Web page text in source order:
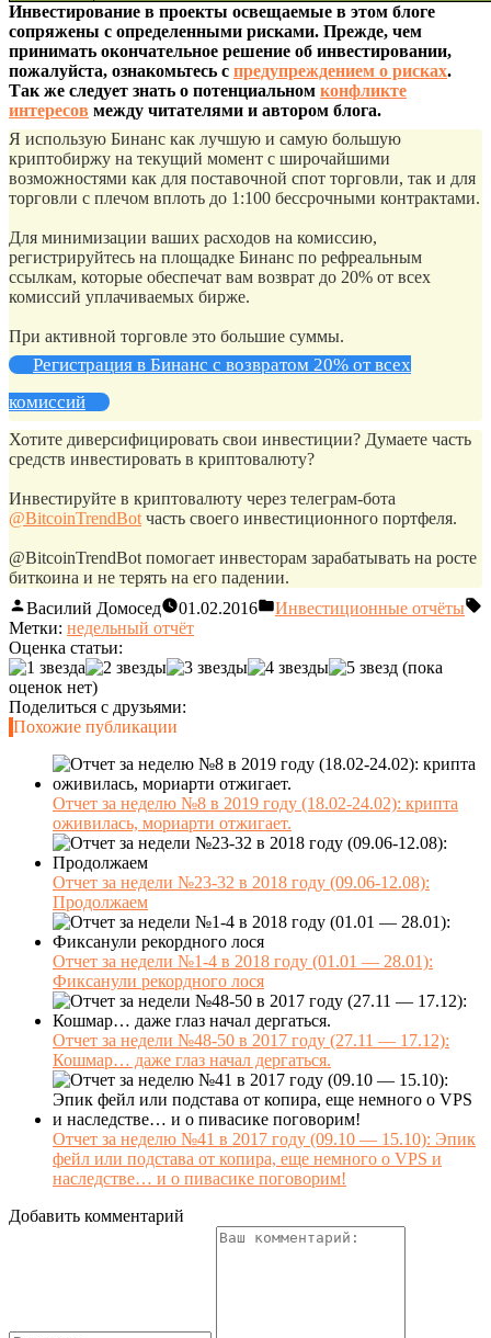
Инвестирование в проекты освещаемые в этом блоге
сопряжены с определенными рисками. Прежде, чем
принимать окончательное решение об инвестировании,
пожалуйста, ознакомьтесь с предупреждением о рисках.
Так же следует знать о потенциальном конфликте
интересов между читателями и автором блога.
Я использую Бинанс как лучшую и самую большую
криптобиржу на текущий момент с широчайшими
возможностями как для поставочной спот торговли, так и для
торговли с плечом вплоть до 1:100 бессрочными контрактами.
Для минимизации ваших расходов на комиссию,
регистрируйтесь на площадке Бинанс по рефреальным
ссылкам, которые обеспечат вам возврат до 20% от всех
комиссий уплачиваемых бирже.
При активной торговле это большие суммы.
Регистрация в Бинанс с возвратом 20% от всех
комиссий
Хотите диверсифицировать свои инвестиции? Думаете часть
средств инвестировать в криптовалюту?
Инвестируйте в криптовалюту через телеграм-бота
@BitcoinTrendBot часть своего инвестиционного портфеля.
@BitcoinTrendBot помогает инвесторам зарабатывать на росте
биткоина и не терять на его падении.
Василий Домосед
01.02.2016
Инвестиционные отчёты
Метки: недельный отчёт
Оценка статьи:
(пока
оценок нет)
Поделиться с друзьями:
Похожие публикации
Отчет за неделю №8 в 2019 году (18.02-24.02): крипта
оживилась, мориарти отжигает.
Отчет за недели №23-32 в 2018 году (09.06-12.08):
Продолжаем
Отчет за недели №1-4 в 2018 году (01.01 — 28.01):
Фиксанули рекордного лося
Отчет за недели №48-50 в 2017 году (27.11 — 17.12):
Кошмар… даже глаз начал дергаться.
Отчет за неделю №41 в 2017 году (09.10 — 15.10): Эпик
фейл или подстава от копира, еще немного о VPS и
наследстве… и о пивасике поговорим!
Добавить комментарий